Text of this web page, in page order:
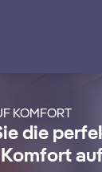
KOMFORT
die
Kreuzfahrt
Butler-Service,
All-Inclusive
Internet